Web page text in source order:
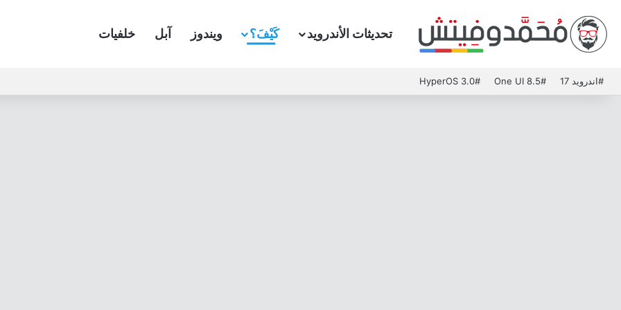
تحديثات الأندرويد كَيْفَ؟ ويندوز آبل خلفيات
#اندرويد 17 #One UI 8.5
#HyperOS 3.0